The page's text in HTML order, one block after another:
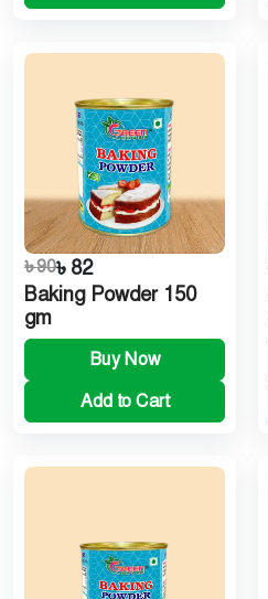
৳ 90৳ 82
Baking Powder 150
gm
Buy Now
Add to Cart